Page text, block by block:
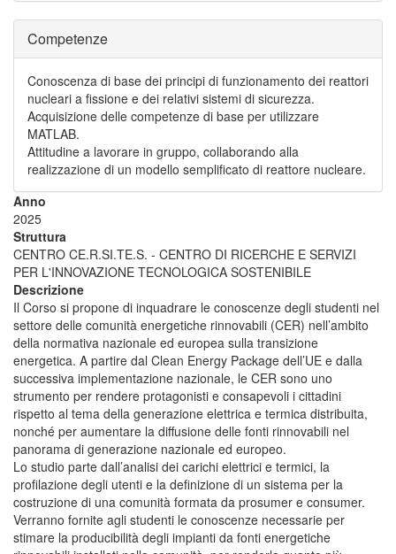
Competenze
Conoscenza di base dei principi di funzionamento dei reattori
nucleari a fissione e dei relativi sistemi di sicurezza.
Acquisizione delle competenze di base per utilizzare
MATLAB.
Attitudine a lavorare in gruppo, collaborando alla
realizzazione di un modello semplificato di reattore nucleare.
Anno
2025
Struttura
CENTRO CE.R.SI.TE.S. - CENTRO DI RICERCHE E SERVIZI
PER L'INNOVAZIONE TECNOLOGICA SOSTENIBILE
Descrizione
Il Corso si propone di inquadrare le conoscenze degli studenti nel
settore delle comunità energetiche rinnovabili (CER) nell’ambito
della normativa nazionale ed europea sulla transizione
energetica. A partire dal Clean Energy Package dell’UE e dalla
successiva implementazione nazionale, le CER sono uno
strumento per rendere protagonisti e consapevoli i cittadini
rispetto al tema della generazione elettrica e termica distribuita,
nonché per aumentare la diffusione delle fonti rinnovabili nel
panorama di generazione nazionale ed europeo.
Lo studio parte dall’analisi dei carichi elettrici e termici, la
profilazione degli utenti e la definizione di un sistema per la
costruzione di una comunità formata da prosumer e consumer.
Verranno fornite agli studenti le conoscenze necessarie per
stimare la producibilità degli impianti da fonti energetiche